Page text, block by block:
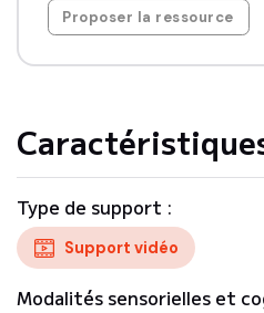
filles-garçons.
Proposer la ressource
Type de support :
Support vidéo
Modalités sensorielles et